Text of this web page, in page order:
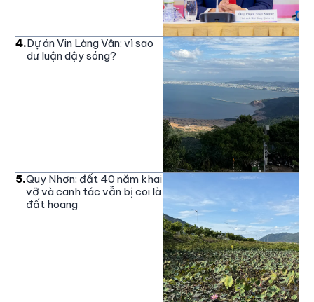
4.Dự án Vin Làng Vân: vì sao
dư luận dậy sóng?
5.Quy Nhơn: đất 40 năm khai
vỡ và canh tác vẫn bị coi là
đất hoang